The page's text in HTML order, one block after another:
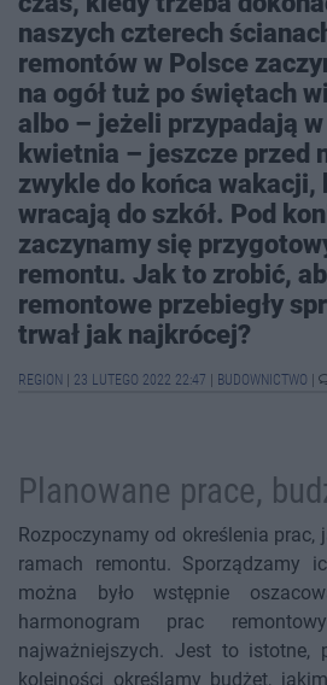
naszych czterech
remontów w Polsce
na ogół tuż po świętach
albo – jeżeli przypadają
kwietnia – jeszcze przed
zwykle do końca wakacji,
wracają do szkół. Pod
zaczynamy się
remontu. Jak to zrobić,
remontowe przebiegły
trwał jak najkrócej?
REGION 23 LUTEGO 2022 22:47 BUDOWNICTWO
Planowane prace,
Rozpoczynamy od określenia
ramach remontu. Sporządzamy
można było wstępnie
harmonogram prac
najważniejszych. Jest to istotne,
kolejności określamy budżet,